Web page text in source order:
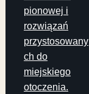
pionowej i
rozwiązań
przystosowany
ch do
miejskiego
otoczenia.